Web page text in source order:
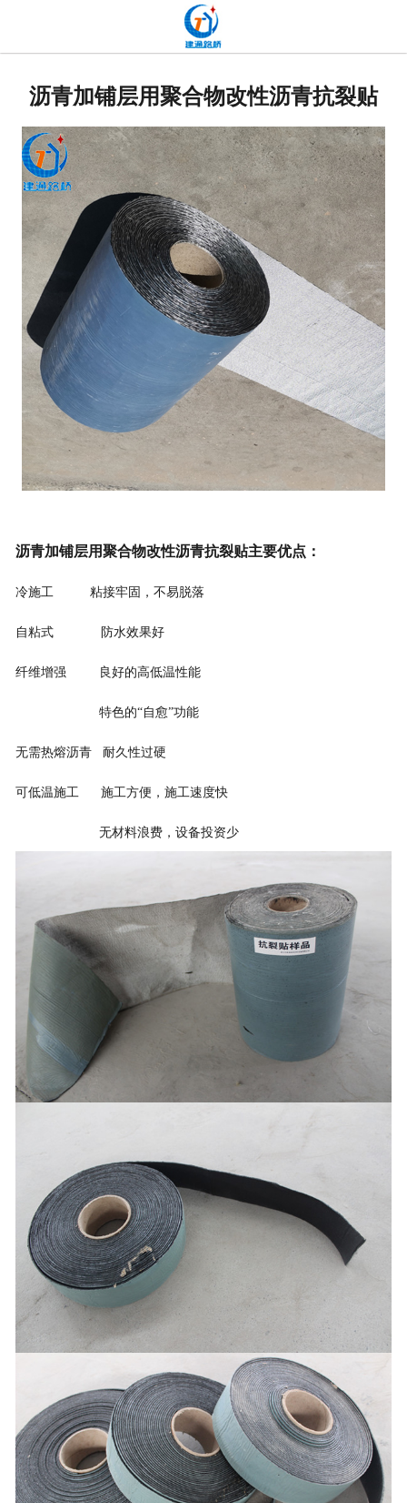
网站首页
高分子道路密封胶
双面贴
网裂贴
沥青加铺层用聚合物改性沥青抗裂贴
沥青加铺层用聚合物改性沥青抗裂贴主要优点 ：
冷施工 粘接牢固，不易脱落
自粘式 防水效果好
纤维增强 良好的高低温性能
特色的“自愈”功能
无需热熔沥青 耐久性过硬
可低温施工 施工方便，施工速度快
无材料浪费，设备投资少